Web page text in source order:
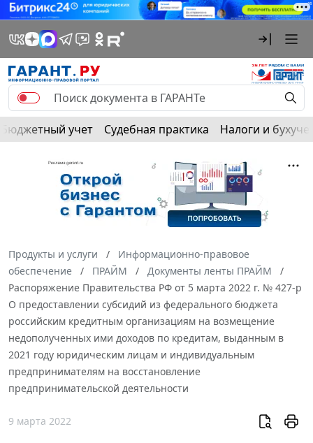
Бюджетный учет Судебная практика Налоги и
Продукты и услуги
Информационно-правовое
обеспечение
ПРАЙМ
Документы ленты ПРАЙМ
Распоряжение Правительства РФ от 5 марта 2022 г. № 427-р
О предоставлении субсидий из федерального бюджета
российским кредитным организациям на возмещение
недополученных ими доходов по кредитам, выданным в
2021 году юридическим лицам и индивидуальным
предпринимателям на восстановление
предпринимательской деятельности
9 марта 2022